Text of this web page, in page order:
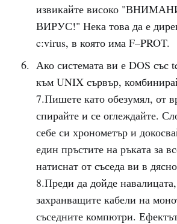
извикайте високо
ВИРУС!" Нека това да е
c:virus, в която има F–PROT.
Ако системата ви е DOS със
към UNIX сървър,
7.Пишете като обезумял, от
спирайте и се оглеждайте.
себе си хронометър и
един пръстите на ръката за
натиснат от съседа ви в
8.Преди да дойде
захранващите кабели на
съседните компютри. Ефектът